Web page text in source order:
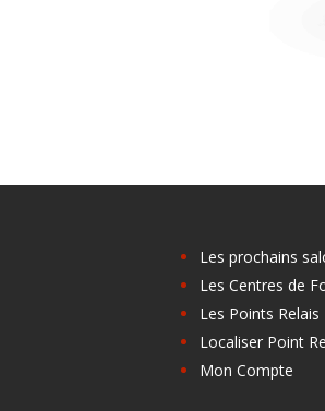
Les prochains
Les Centres de
Les Points Relais
Localiser Point
Mon Compte